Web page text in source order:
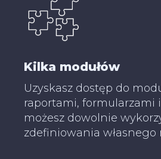
Kilka modułów
Uzyskasz dostęp do
raportami, formularzami
możesz dowolnie
zdefiniowania własnego